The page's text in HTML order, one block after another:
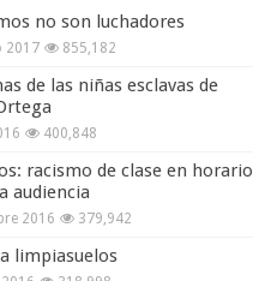
no son luchadores
2017 855,182
de las niñas esclavas de
400,848
racismo de clase en horario
audiencia
2016 379,942
limpiasuelos